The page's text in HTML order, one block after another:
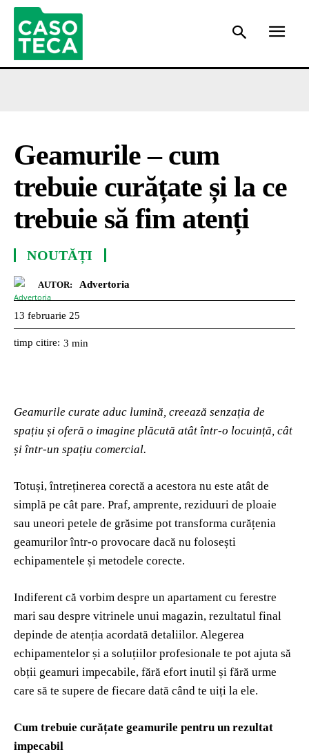
Geamurile – cum
trebuie curățate și la ce
trebuie să fim atenți
NOUTĂȚI
AUTOR: Advertoria
13 februarie 25
timp citire: 3 min
Geamurile curate aduc lumină, creează senzația de
spațiu și oferă o imagine plăcută atât într-o locuință, cât
și într-un spațiu comercial.
Totuși, întreținerea corectă a acestora nu este atât de
simplă pe cât pare. Praf, amprente, reziduuri de ploaie
sau uneori petele de grăsime pot transforma curățenia
geamurilor într-o provocare dacă nu folosești
echipamentele și metodele corecte.
Indiferent că vorbim despre un apartament cu ferestre
mari sau despre vitrinele unui magazin, rezultatul final
depinde de atenția acordată detaliilor. Alegerea
echipamentelor și a soluțiilor profesionale te pot ajuta să
obții geamuri impecabile, fără efort inutil și fără urme
care să te supere de fiecare dată când te uiți la ele.
Cum trebuie curățate geamurile pentru un rezultat
impecabil